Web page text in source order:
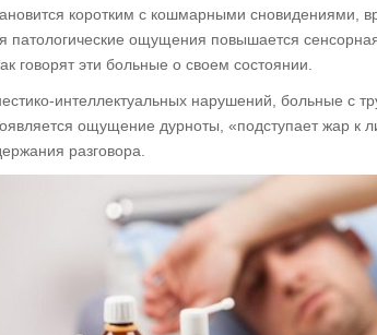
коротким с кошмарными сновидениями,
патологические ощущения повышается
говорят эти больные о своем состоянии.
интеллектуальных нарушений, больные с
ощущение дурноты, «подступает жар
разговора.